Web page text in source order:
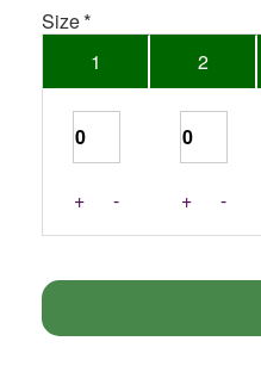
Size
1
2
+ - + -